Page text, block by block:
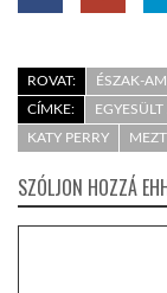
ROVAT: ÉSZAK-
CÍMKE:
KATY PERRY
SZÓLJON HOZZÁ